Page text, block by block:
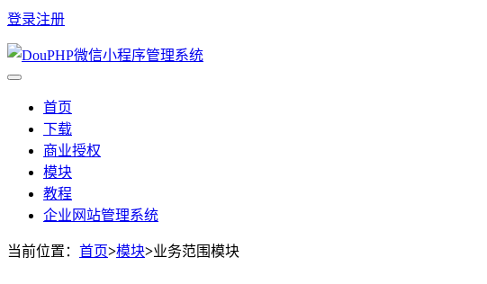
登录注册
首页
下载
商业授权
模块
教程
企业网站管理系统
当前位置： 首页>模块>业务范围模块